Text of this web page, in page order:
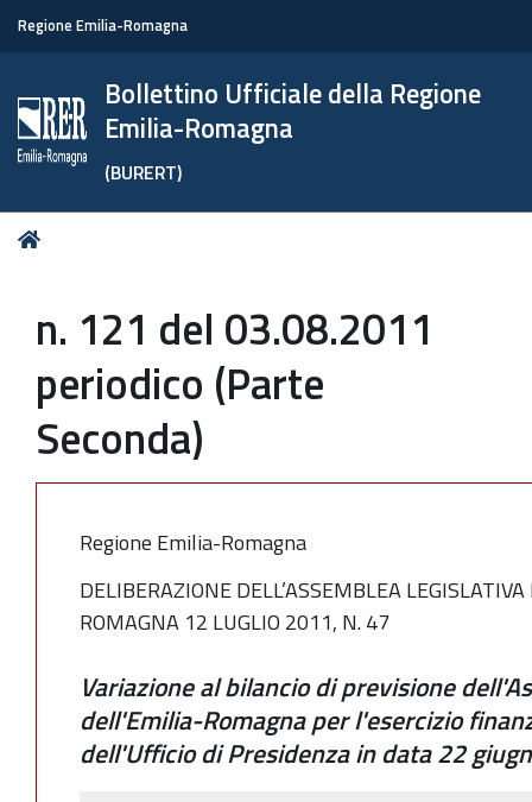
Regione Emilia-Romagna
Bollettino Ufficiale della Regione
Emilia-Romagna
(BURERT)
Tu
n. 121 del 03.08.2011
periodico (Parte
Seconda)
Regione Emilia-Romagna
DELIBERAZIONE DELL’ASSEMBLEA
ROMAGNA 12 LUGLIO 2011, N. 47
Variazione al bilancio di previsione
dell'Emilia-Romagna per l'esercizio
dell'Ufficio di Presidenza in data 22